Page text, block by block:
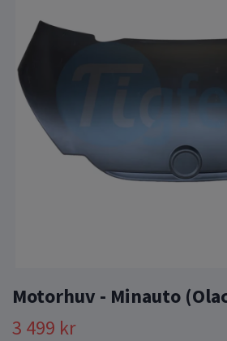
Motorhuv - Minauto
3 499 kr